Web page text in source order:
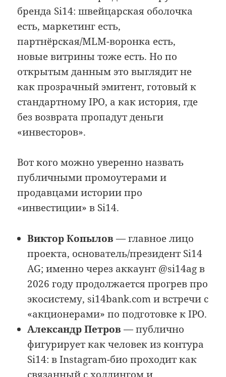
бренда Si14: швейцарская оболочка
есть, маркетинг есть,
партнёрская/MLM-воронка есть,
новые витрины тоже есть. Но по
открытым данным это выглядит не
как прозрачный эмитент, готовый к
стандартному IPO, а как история, где
без возврата пропадут деньги
«инвесторов».
Вот кого можно уверенно назвать
публичными промоутерами и
продавцами истории про
«инвестиции» в Si14.
Виктор Копылов — главное лицо
проекта, основатель/президент Si14
AG; именно через аккаунт @si14ag в
2026 году продолжается прогрев про
экосистему, si14bank.com и встречи с
«акционерами» по подготовке к IPO.
Александр Петров — публично
фигурирует как человек из контура
Si14: в Instagram-био проходит как
связанный с холдингом и